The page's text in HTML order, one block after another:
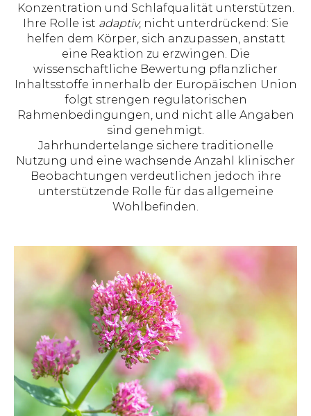
Konzentration und Schlafqualität unterstützen.
Ihre Rolle ist adaptiv, nicht unterdrückend: Sie
helfen dem Körper, sich anzupassen, anstatt
eine Reaktion zu erzwingen. Die
wissenschaftliche Bewertung pflanzlicher
Inhaltsstoffe innerhalb der Europäischen Union
folgt strengen regulatorischen
Rahmenbedingungen, und nicht alle Angaben
sind genehmigt.
Jahrhundertelange sichere traditionelle
Nutzung und eine wachsende Anzahl klinischer
Beobachtungen verdeutlichen jedoch ihre
unterstützende Rolle für das allgemeine
Wohlbefinden.